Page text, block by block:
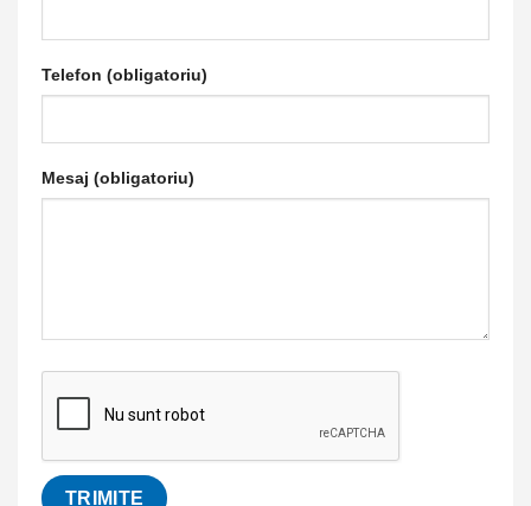
Telefon (obligatoriu)
Mesaj (obligatoriu)